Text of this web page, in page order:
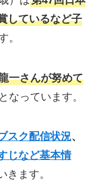
しているなど子
。
一さんが努めて
なっています。
スク配信状況、
じなど基本情
きます。